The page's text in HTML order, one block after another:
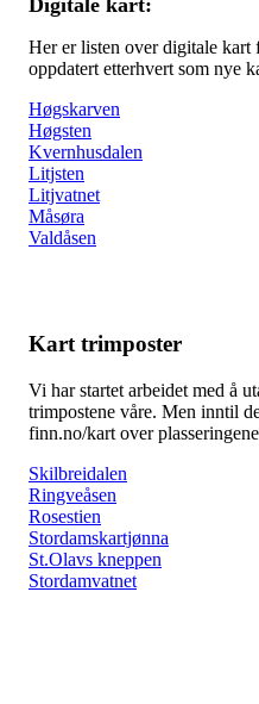
Digitale kart:
Her er listen over digitale
oppdatert etterhvert som nye
Høgskarven
Høgsten
Kvernhusdalen
Litjsten
Litjvatnet
Måsøra
Valdåsen
Kart trimposter
Vi har startet arbeidet med å
trimpostene våre. Men inntil
finn.no/kart over
Skilbreidalen
Ringveåsen
Rosestien
Stordamskartjønna
St.Olavs kneppen
Stordamvatnet